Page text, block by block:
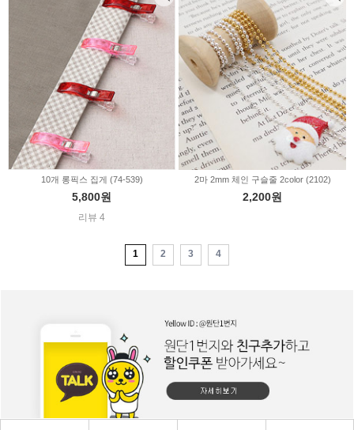
10개 롱픽스 집게 (74-539)
5,800원
리뷰 4
2마 2mm 체인 구슬줄 2color (2102)
2,200원
1 2 3 4